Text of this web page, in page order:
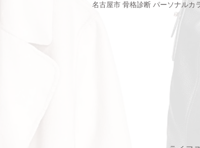
名古屋市 骨格診断 パーソナルカ